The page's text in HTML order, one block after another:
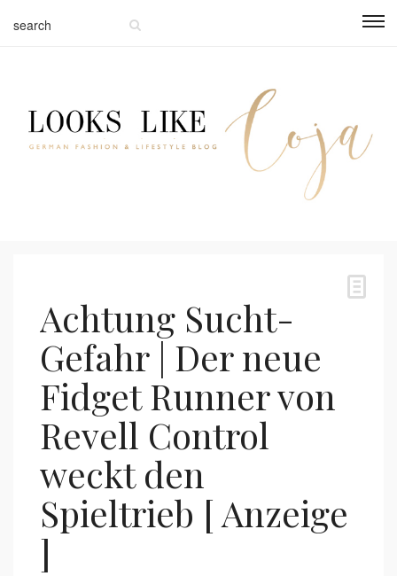
Achtung Sucht-
Gefahr | Der neue
Fidget Runner von
Revell Control
weckt den
Spieltrieb [ Anzeige
]